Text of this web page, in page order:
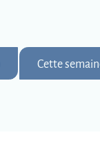
Cette